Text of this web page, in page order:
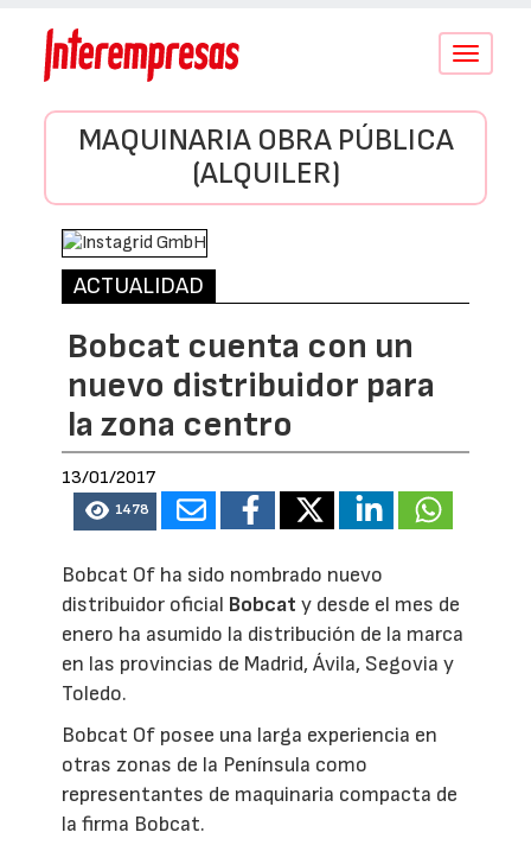
Conmutar
MAQUINARIA OBRA PÚBLICA
(ALQUILER)
ACTUALIDAD
Bobcat cuenta con un
nuevo distribuidor para
la zona centro
13/01/2017
1478
Bobcat Of ha sido nombrado nuevo
distribuidor oficial Bobcat y desde el mes de
enero ha asumido la distribución de la marca
en las provincias de Madrid, Ávila, Segovia y
Toledo.
Bobcat Of posee una larga experiencia en
otras zonas de la Península como
representantes de maquinaria compacta de
la firma Bobcat.